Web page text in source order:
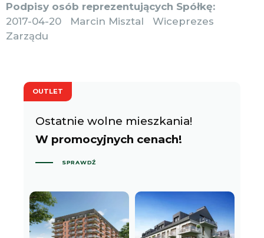
Podpisy osób reprezentujących Spółkę:
2017-04-20 Marcin Misztal Wiceprezes
Zarządu
OUTLET
Ostatnie wolne mieszkania!
W promocyjnych cenach!
SPRAWDŹ